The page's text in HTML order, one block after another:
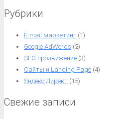
Рубрики
E-mail маркетинг (1)
Google AdWords (2)
SEO продвижение (3)
Сайты и Landing Page (4)
Яндекс Директ (15)
Свежие записи